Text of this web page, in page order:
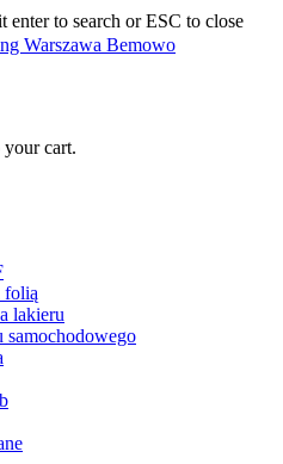
enter to search or ESC to close
your cart.
folią
lakieru
samochodowego